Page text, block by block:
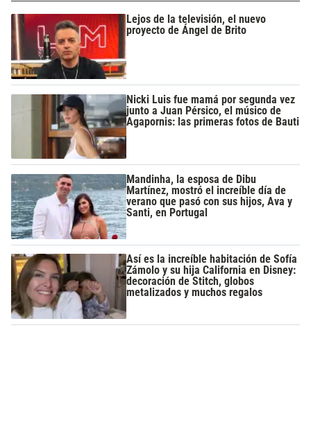
Lejos de la televisión, el nuevo
proyecto de Ángel de Brito
Nicki Luis fue mamá por segunda vez
junto a Juan Pérsico, el músico de
Agapornis: las primeras fotos de Bauti
Mandinha, la esposa de Dibu
Martínez, mostró el increíble día de
verano que pasó con sus hijos, Ava y
Santi, en Portugal
Así es la increíble habitación de Sofía
Zámolo y su hija California en Disney:
decoración de Stitch, globos
metalizados y muchos regalos